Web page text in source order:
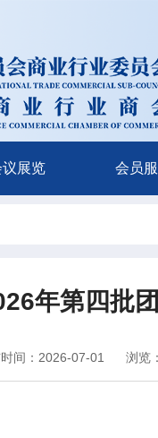
议展览 会员
年第四批
间：2026-07-01 浏览